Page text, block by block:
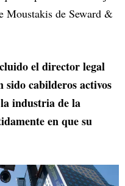
Moustakis de Seward &
el director legal
cabilderos activos
industria de la
en que su